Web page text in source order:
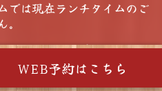
WEB予約はこちら